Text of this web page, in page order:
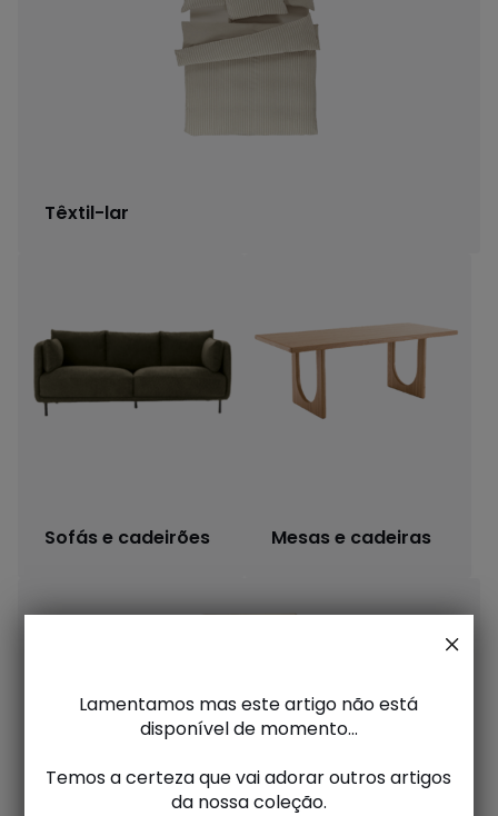
Têxtil-lar
Sofás e cadeirões Mesas e cadeiras
Lamentamos mas este artigo não está
disponível de momento...
Temos a certeza que vai adorar outros artigos
da nossa coleção.